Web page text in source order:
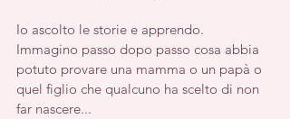
Io ascolto le storie e apprendo.
Immagino passo dopo passo cosa abbia
potuto provare una mamma o un papà o
quel figlio che qualcuno ha scelto di non
far nascere...